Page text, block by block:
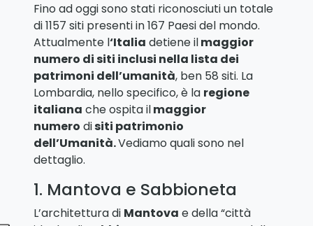
Fino ad oggi sono stati riconosciuti un totale
di 1157 siti presenti in 167 Paesi del mondo.
Attualmente l‘Italia detiene ilmaggior
numero di siti inclusi nella lista dei
patrimoni dell’umanità, ben 58 siti. La
Lombardia, nello specifico, è la regione
italiana che ospita ilmaggior
numero disiti patrimonio
dell’Umanità.Vediamo quali sono nel
dettaglio.
1. Mantova e Sabbioneta
L’architettura di Mantova e della “città